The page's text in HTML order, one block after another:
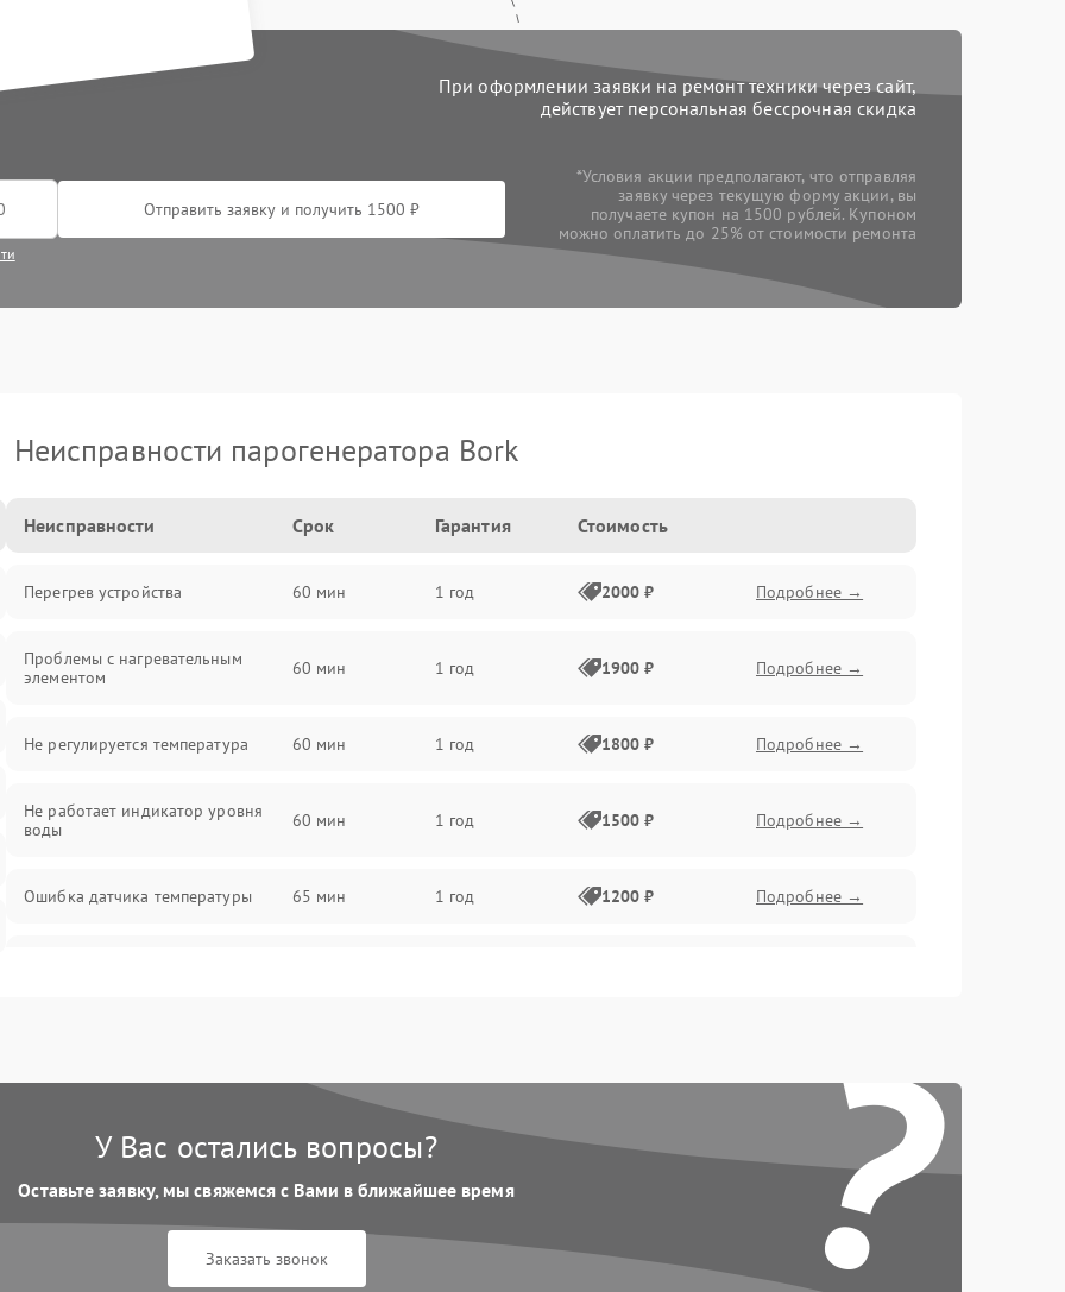
При оформлении заявки на ремонт техники через сайт,
действует персональная бессрочная скидка
Отправить заявку и получить 1500 ₽
*Условия акции предполагают, что отправляя
заявку через текущую форму акции, вы
получаете купон на 1500 рублей. Купоном
можно оплатить до 25% от стоимости ремонта
Неисправности парогенератора Bork
Неисправности Срок Гарантия Стоимость
Перегрев устройства 60 мин 1 год 2000 ₽ Подробнее →
Проблемы с нагревательным
элементом
60 мин 1 год 1900 ₽ Подробнее →
Не регулируется температура 60 мин 1 год 1800 ₽ Подробнее →
Не работает индикатор уровня
воды
60 мин 1 год 1500 ₽ Подробнее →
Ошибка датчика температуры 65 мин 1 год 1200 ₽ Подробнее →
70 мин Подробнее →
Не сохраняет настройки 65 мин Подробнее →
Не включается 60 мин Подробнее →
?
У Вас остались вопросы?
Оставьте заявку, мы свяжемся с Вами в ближайшее время
Заказать звонок